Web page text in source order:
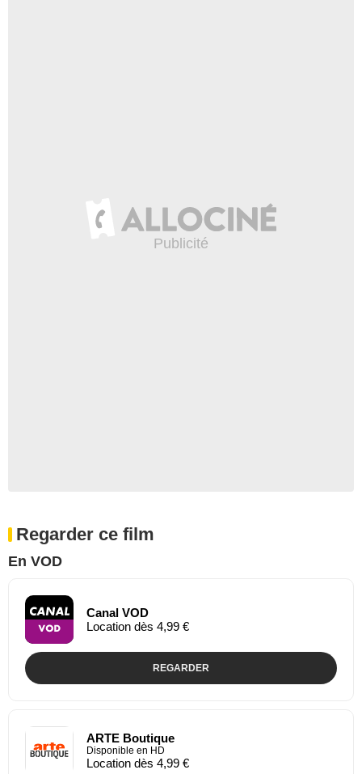
Regarder ce film
En VOD
Canal VOD
Location dès 4,99 €
REGARDER
ARTE Boutique
Disponible en HD
Location dès 4,99 €